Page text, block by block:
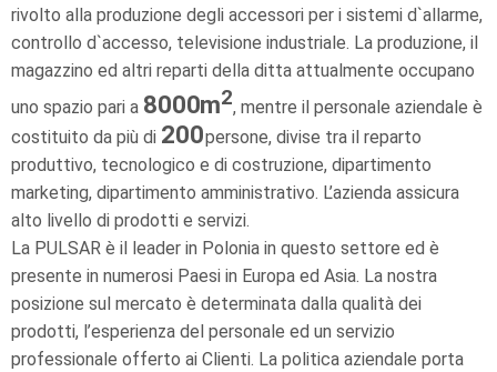
rivolto alla produzione degli accessori per i sistemi d`allarme,
controllo d`accesso, televisione industriale. La produzione, il
magazzino ed altri reparti della ditta attualmente occupano
uno spazio pari a 8000m2, mentre il personale aziendale è
costituito da più di 200persone, divise tra il reparto
produttivo, tecnologico e di costruzione, dipartimento
marketing, dipartimento amministrativo. L’azienda assicura
alto livello di prodotti e servizi.
La PULSAR è il leader in Polonia in questo settore ed è
presente in numerosi Paesi in Europa ed Asia. La nostra
posizione sul mercato è determinata dalla qualità dei
prodotti, l’esperienza del personale ed un servizio
professionale offerto ai Clienti. La politica aziendale porta